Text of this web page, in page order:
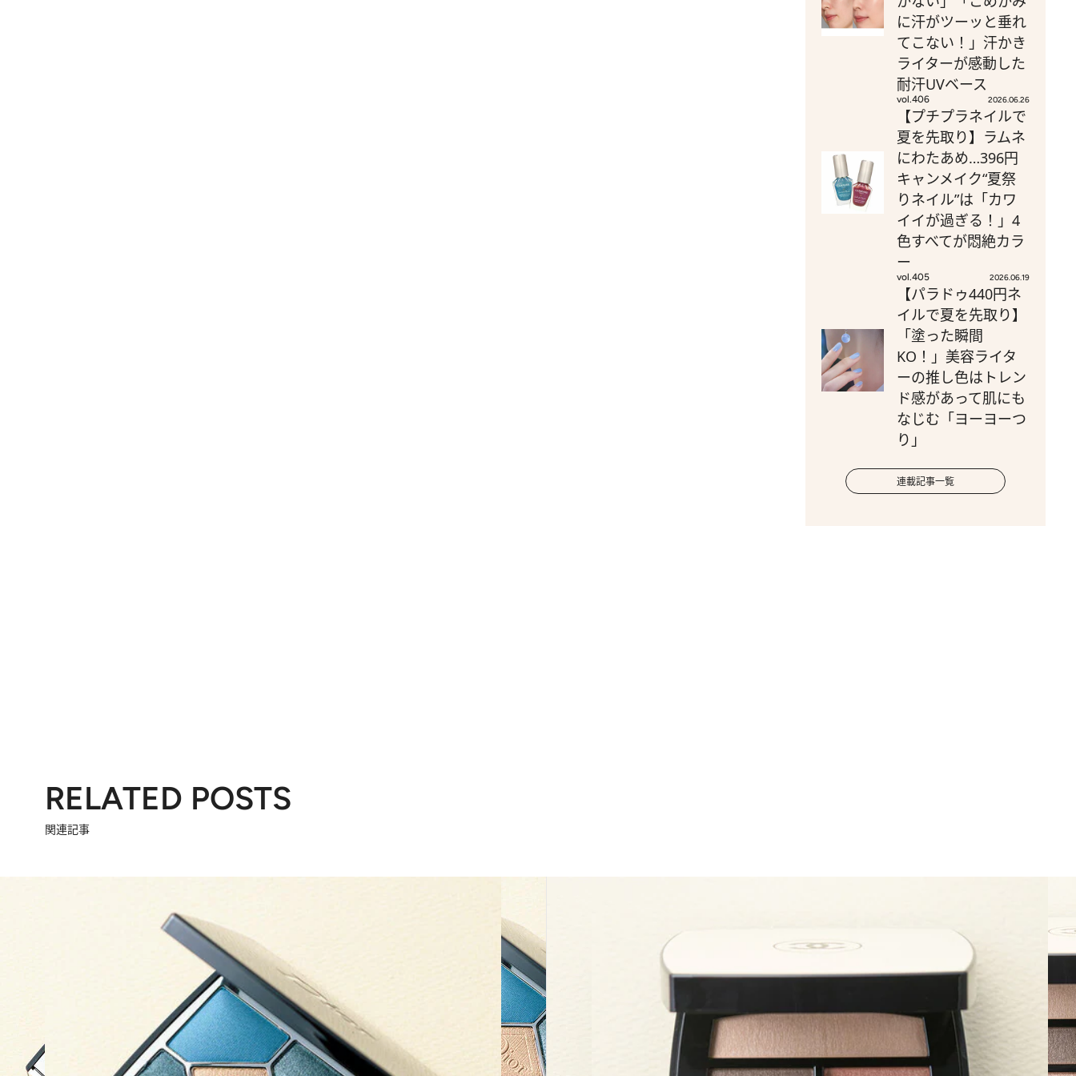
に汗がツーッと垂れ
てこない！」汗かき
ライターが感動した
耐汗UVベース
vol.406 2026.06.26
【プチプラネイルで
夏を先取り】ラムネ
にわたあめ…396円
キャンメイク“夏祭
りネイル”は「カワ
イイが過ぎる！」4
色すべてが悶絶カラ
ー
vol.405 2026.06.19
【パラドゥ440円ネ
イルで夏を先取り】
「塗った瞬間
KO！」美容ライタ
ーの推し色はトレン
ド感があって肌にも
なじむ「ヨーヨーつ
り」
連載記事一覧
RELATED POSTS
関連記事